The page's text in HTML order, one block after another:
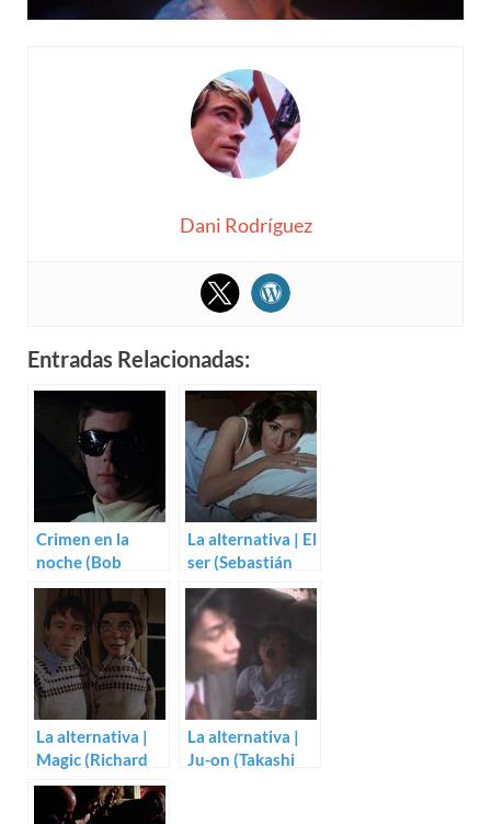
Dani Rodríguez
Entradas Relacionadas:
Crimen en la
noche (Bob
Clark)
La alternativa | El
ser (Sebastián
D’Arbó)
La alternativa |
Magic (Richard
Attenborough)
La alternativa |
Ju-on (Takashi